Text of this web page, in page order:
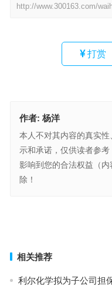
http://www.300163.com/
打赏
作者: 杨洋
本人不对其内容的真实
示和承诺，仅供读者参
影响到您的合法权益（
除！
相关推荐
利尔化学拟为子公司担